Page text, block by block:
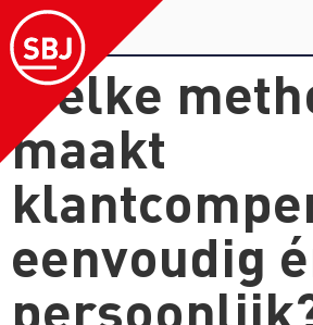
Welke
maakt
eenvoudig